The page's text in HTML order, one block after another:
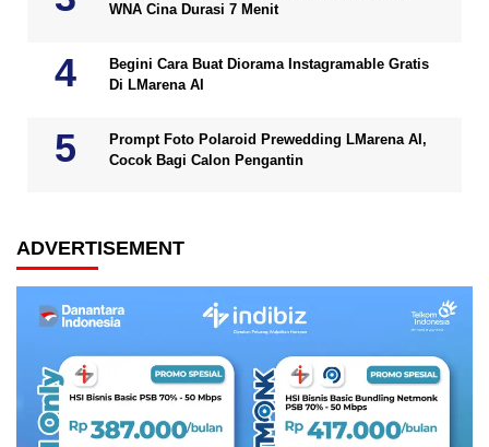
WNA Cina Durasi 7 Menit
Begini Cara Buat Diorama Instagramable Gratis
Di LMarena AI
Prompt Foto Polaroid Prewedding LMarena AI,
Cocok Bagi Calon Pengantin
ADVERTISEMENT